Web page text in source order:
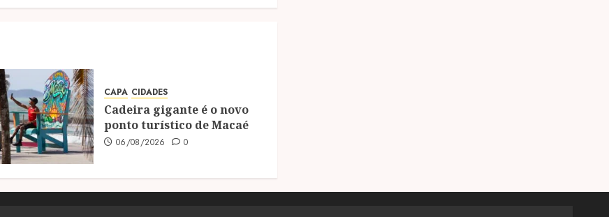
CAPA CIDADES
Cadeira gigante é o novo
ponto turístico de Macaé
06/08/2026 0